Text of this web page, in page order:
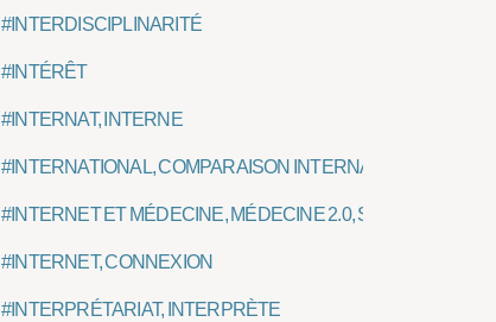
#INTERDISCIPLINARITÉ
#INTÉRÊT
#INTERNAT, INTERNE
#INTERNATIONAL, COMPARAISON INTERNATIONALE
#INTERNET ET MÉDECINE, MÉDECINE 2.0, SANTÉ
#INTERNET, CONNEXION
#INTERPRÉTARIAT, INTERPRÈTE